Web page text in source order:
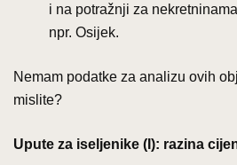
i na potražnji za
npr. Osijek.
Nemam podatke za analizu ovih
mislite?
Upute za iseljenike (I): razina